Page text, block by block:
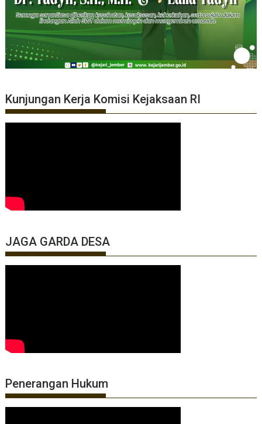
Kunjungan Kerja Komisi Kejaksaan RI
JAGA GARDA DESA
Penerangan Hukum